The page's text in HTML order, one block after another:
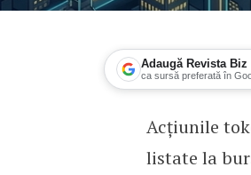
Adaugă Revista Biz
ca sursă preferată în
Acțiunile
Acțiunile
listate la